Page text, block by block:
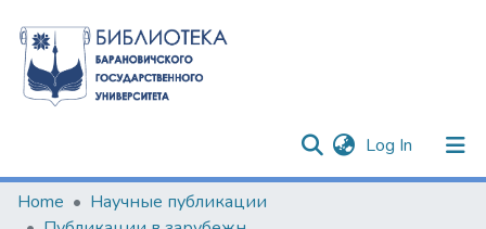
Log In (current)
Communities & Collections
Home
Научные публикации